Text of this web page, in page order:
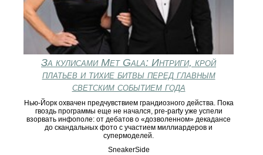
За кулисами Met Gala: Интриги, крой
платьев и тихие битвы перед главным
светским событием года
Нью-Йорк охвачен предчувствием грандиозного действа. Пока
гвоздь программы еще не начался, pre-party уже успели
взорвать инфополе: от дебатов о «дозволенном» декадансе
до скандальных фото с участием миллиардеров и
супермоделей.
SneakerSide